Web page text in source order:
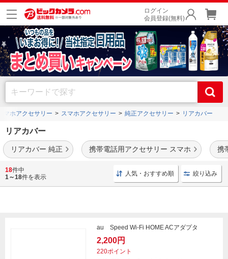
ログイン
会員登録(無料)
マホアクセサリー スマホアクセサリー 純正アクセサリー リアカバー
リアカバー
リアカバー 純正 携帯電話用アクセサリー スマホ 携
au・ソフトバンク
・のキャリアスマホ純正アクセサリー、オプション品のリアカバ
ー、背面カバー勢ぞろい！
18件中
1～18件を表示 人気・おすすめ順 絞り込み
au Speed Wi-Fi HOME ACアダプタ
2,200円
220ポイント